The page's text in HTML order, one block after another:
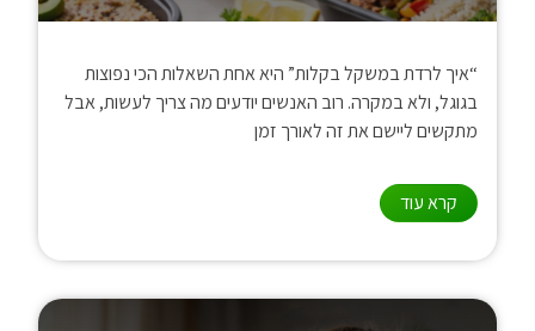
“איך לרדת במשקל בקלות” היא אחת השאלות הכי נפוצות
בגוגל, ולא במקרה. רוב האנשים יודעים מה צריך לעשות, אבל
מתקשים ליישם את זה לאורך זמן
קרא עוד